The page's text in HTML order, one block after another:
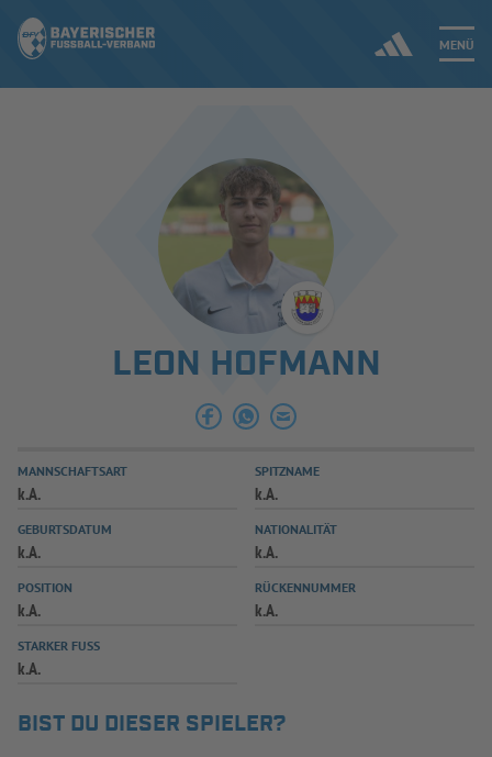
MENÜ
ERGEBNISSE & WETTBEWERBE
SPIELBETRIEB & VERBANDSLEBEN
AUSBILDUNG & FÖRDERUNG
SPIELPLUS
LEON HOFMANN
MANNSCHAFTSART
k.A.
SPITZNAME
k.A.
GEBURTSDATUM
k.A.
NATIONALITÄT
k.A.
POSITION
k.A.
RÜCKENNUMMER
k.A.
STARKER FUSS
k.A.
BIST DU DIESER SPIELER?